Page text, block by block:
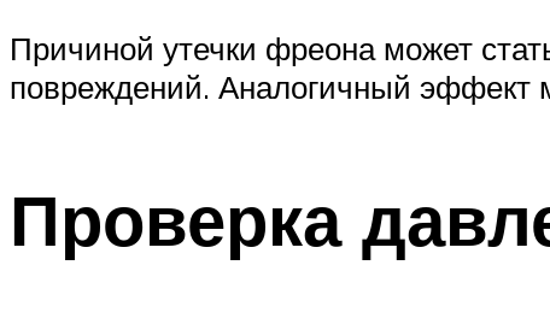
Причиной утечки фреона может
повреждений. Аналогичный эффект
Проверка